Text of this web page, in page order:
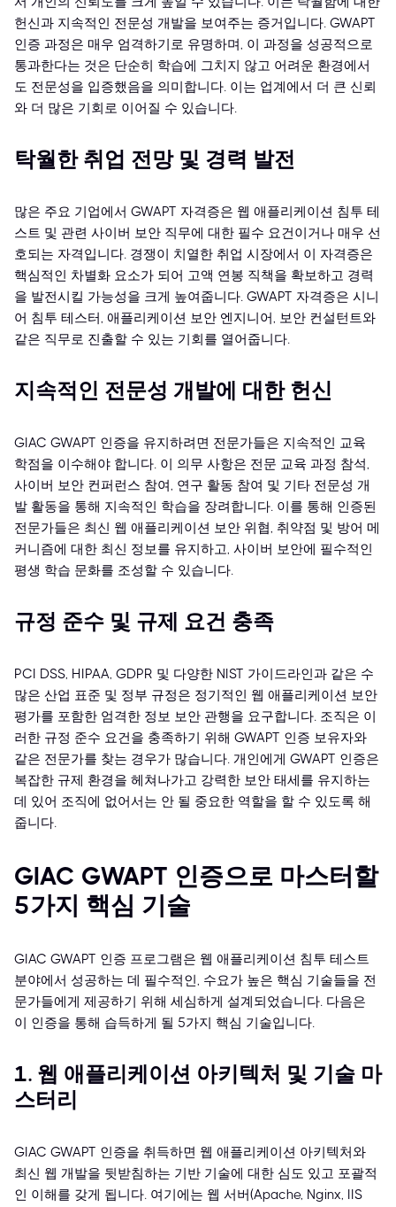
헌신과 지속적인 전문성 개발을 보여주는 증거입니다. GWAPT
인증 과정은 매우 엄격하기로 유명하며, 이 과정을 성공적으로
통과한다는 것은 단순히 학습에 그치지 않고 어려운 환경에서
도 전문성을 입증했음을 의미합니다. 이는 업계에서 더 큰 신뢰
와 더 많은 기회로 이어질 수 있습니다.
탁월한 취업 전망 및 경력 발전
많은 주요 기업에서 GWAPT 자격증은 웹 애플리케이션 침투 테
스트 및 관련 사이버 보안 직무에 대한 필수 요건이거나 매우 선
호되는 자격입니다. 경쟁이 치열한 취업 시장에서 이 자격증은
핵심적인 차별화 요소가 되어 고액 연봉 직책을 확보하고 경력
을 발전시킬 가능성을 크게 높여줍니다. GWAPT 자격증은 시니
어 침투 테스터, 애플리케이션 보안 엔지니어, 보안 컨설턴트와
같은 직무로 진출할 수 있는 기회를 열어줍니다.
지속적인 전문성 개발에 대한 헌신
GIAC GWAPT 인증을 유지하려면 전문가들은 지속적인 교육
학점을 이수해야 합니다. 이 의무 사항은 전문 교육 과정 참석,
사이버 보안 컨퍼런스 참여, 연구 활동 참여 및 기타 전문성 개
발 활동을 통해 지속적인 학습을 장려합니다. 이를 통해 인증된
전문가들은 최신 웹 애플리케이션 보안 위협, 취약점 및 방어 메
커니즘에 대한 최신 정보를 유지하고, 사이버 보안에 필수적인
평생 학습 문화를 조성할 수 있습니다.
규정 준수 및 규제 요건 충족
PCI DSS, HIPAA, GDPR 및 다양한 NIST 가이드라인과 같은 수
많은 산업 표준 및 정부 규정은 정기적인 웹 애플리케이션 보안
평가를 포함한 엄격한 정보 보안 관행을 요구합니다. 조직은 이
러한 규정 준수 요건을 충족하기 위해 GWAPT 인증 보유자와
같은 전문가를 찾는 경우가 많습니다. 개인에게 GWAPT 인증은
복잡한 규제 환경을 헤쳐나가고 강력한 보안 태세를 유지하는
데 있어 조직에 없어서는 안 될 중요한 역할을 할 수 있도록 해
줍니다.
GIAC GWAPT 인증으로 마스터할
5가지 핵심 기술
GIAC GWAPT 인증 프로그램은 웹 애플리케이션 침투 테스트
분야에서 성공하는 데 필수적인, 수요가 높은 핵심 기술들을 전
문가들에게 제공하기 위해 세심하게 설계되었습니다. 다음은
이 인증을 통해 습득하게 될 5가지 핵심 기술입니다.
1. 웹 애플리케이션 아키텍처 및 기술 마
스터리
GIAC GWAPT 인증을 취득하면 웹 애플리케이션 아키텍처와
최신 웹 개발을 뒷받침하는 기반 기술에 대한 심도 있고 포괄적
인 이해를 갖게 됩니다. 여기에는 웹 서버(Apache, Nginx, IIS